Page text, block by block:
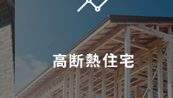
高断熱住宅